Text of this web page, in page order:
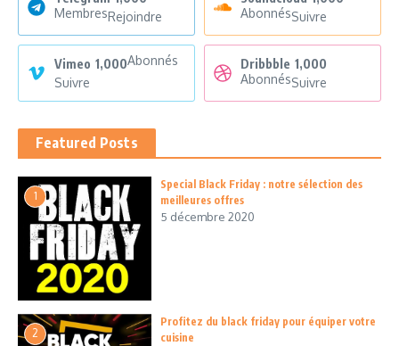
MembresRejoindre
AbonnésSuivre
Vimeo 1,000Abonnés
Suivre
Dribbble 1,000
AbonnésSuivre
Featured Posts
1
Special Black Friday : notre sélection des
meilleures offres
5 décembre 2020
2
Profitez du black friday pour équiper votre
cuisine